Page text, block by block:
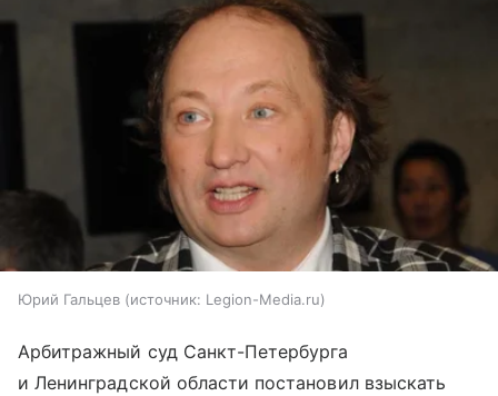
Юрий Гальцев источник: Legion-Media.ru
Арбитражный суд Санкт-Петербурга
и Ленинградской области постановил взыскать